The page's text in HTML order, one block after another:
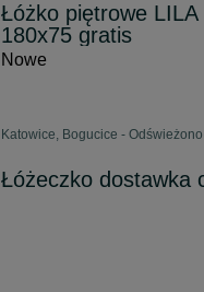
Łóżko piętrowe LILA
180x75 gratis
Nowe
Katowice, Bogucice -
Łóżeczko dostawka